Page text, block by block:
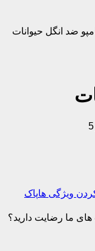
ضد انگل حیوانات
پاک
های ما رضایت دارید؟